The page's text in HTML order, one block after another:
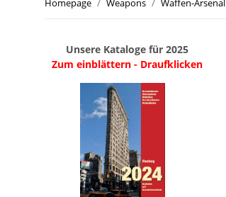
Homepage Weapons Waffen-Arsenal
Unsere Kataloge für 2025
Zum einblättern - Draufklicken